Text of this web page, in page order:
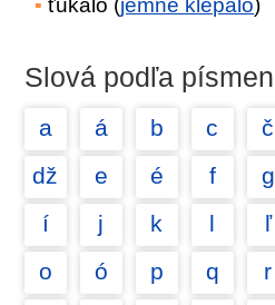
ťukalo (jemne klepalo)
Slová podľa písmen
a á b c č
dž
e é f g
í
j k l ľ
o
ó p q r